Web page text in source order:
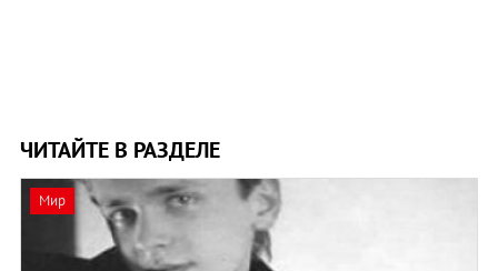
ЧИТАЙТЕ В РАЗДЕЛЕ
Мир